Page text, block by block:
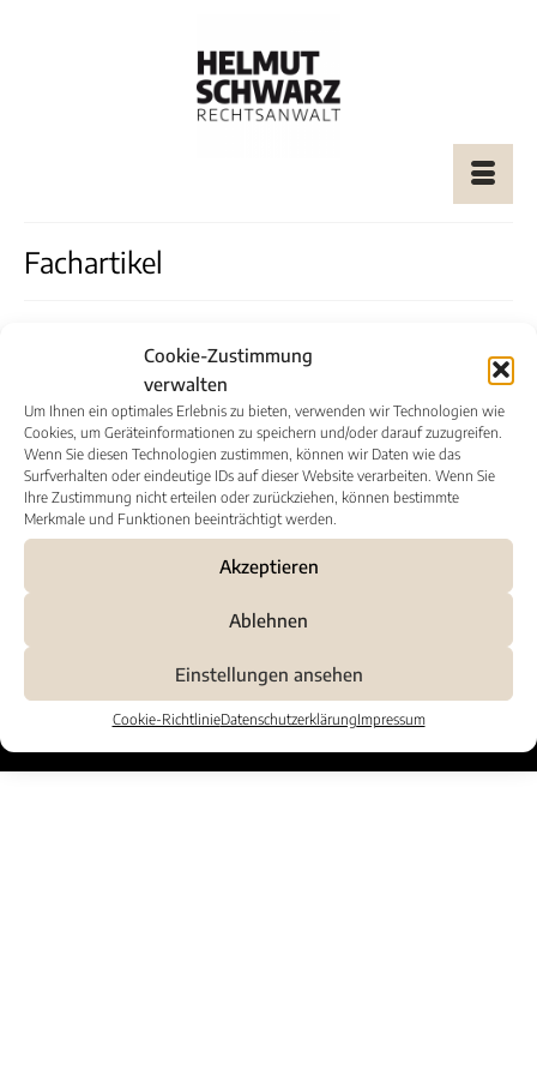
Cookie-Zustimmung
verwalten
Um Ihnen ein optimales Erlebnis zu bieten, verwenden wir Technologien wie
Cookies, um Geräteinformationen zu speichern und/oder darauf zuzugreifen.
Wenn Sie diesen Technologien zustimmen, können wir Daten wie das
Surfverhalten oder eindeutige IDs auf dieser Website verarbeiten. Wenn Sie
Ihre Zustimmung nicht erteilen oder zurückziehen, können bestimmte
Merkmale und Funktionen beeinträchtigt werden.
Akzeptieren
Ablehnen
Einstellungen ansehen
Cookie-RichtlinieDatenschutzerklärungImpressum
Fachartikel
27 Bewertungen auf anwalt.de
© 2026 Rechtsanwalt Helmut Schwarz - Höchstadt an der Aisch –Webseite
von rotgelb | Erlangen